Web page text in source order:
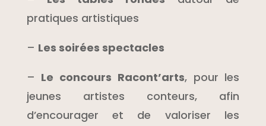
pratiques artistiques
– Les soirées spectacles
– Le concours Racont’arts, pour les
jeunes artistes conteurs, afin
d’encourager et de valoriser les